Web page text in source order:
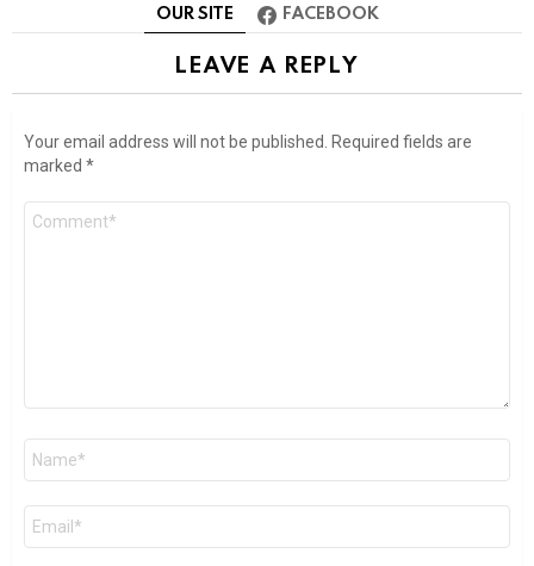
OUR SITE FACEBOOK
LEAVE A REPLY
Your email address will not be published. Required fields are
marked *
Comment
Name
Email